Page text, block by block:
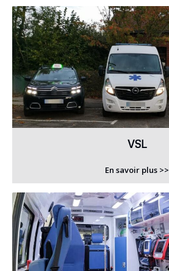
VSL
En savoir plus >>